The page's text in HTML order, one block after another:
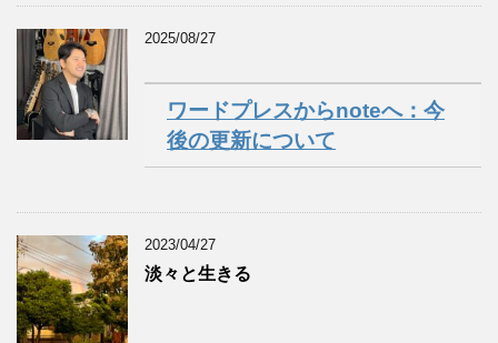
2025/08/27
ワードプレスからnoteへ：今
後の更新について
2023/04/27
淡々と生きる